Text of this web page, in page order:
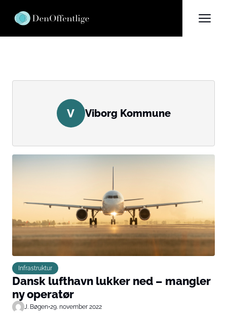
V Viborg Kommune
Infrastruktur
Dansk lufthavn lukker ned – mangler
ny operatør
J. Bøgen•29. november 2022